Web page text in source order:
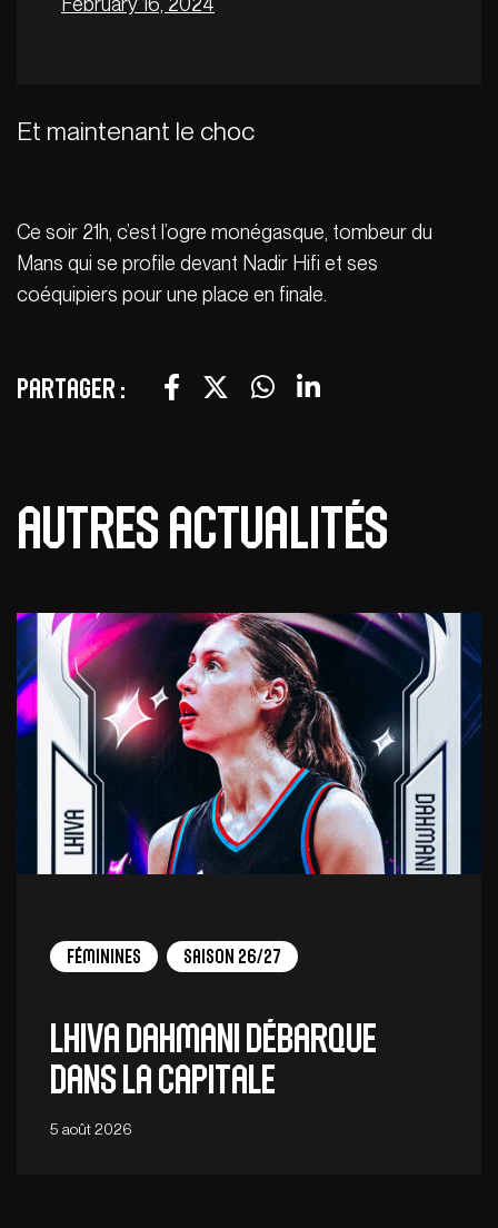
Et maintenant le choc
Ce soir 21h, c’est l’ogre monégasque, tombeur du
Mans qui se profile devant Nadir Hifi et ses
coéquipiers pour une place en finale.
Partager :
Autres actualités
Féminines Saison 26/27
Lhiva Dahmani débarque
dans la capitale
5 août 2026